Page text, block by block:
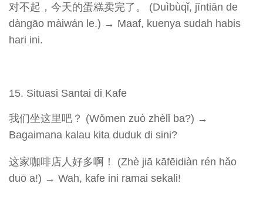
对不起，今天的蛋糕卖完了。 (Duìbùqǐ, jīntiān de
dàngāo màiwán le.) → Maaf, kuenya sudah habis
hari ini.
Situasi Santai di Kafe
我们坐这里吧？ (Wǒmen zuò zhèlǐ ba?) →
Bagaimana kalau kita duduk di sini?
这家咖啡店人好多啊！ (Zhè jiā kāfēidiàn rén hǎo
duō a!) → Wah, kafe ini ramai sekali!